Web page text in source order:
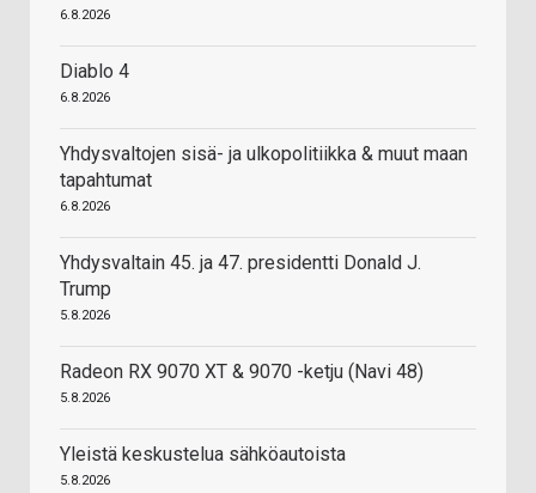
6.8.2026
Diablo 4
6.8.2026
Yhdysvaltojen sisä- ja ulkopolitiikka & muut maan
tapahtumat
6.8.2026
Yhdysvaltain 45. ja 47. presidentti Donald J.
Trump
5.8.2026
Radeon RX 9070 XT & 9070 -ketju (Navi 48)
5.8.2026
Yleistä keskustelua sähköautoista
5.8.2026